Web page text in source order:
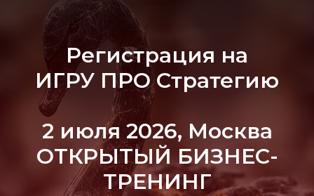
Регистрация на
ИГРУ ПРО Стратегию
2 июля 2026, Москва
ОТКРЫТЫЙ БИЗНЕС-
ТРЕНИНГ